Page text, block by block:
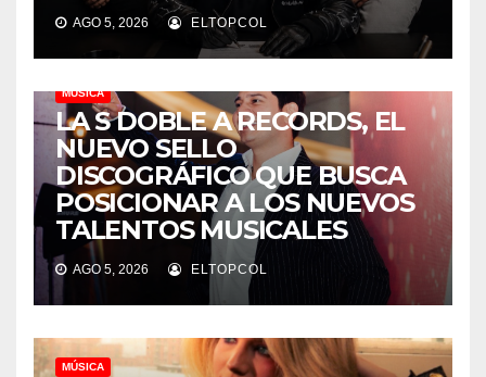
AGO 5, 2026 ELTOPCOL
MÚSICA
LA S DOBLE A RECORDS, EL
NUEVO SELLO
DISCOGRÁFICO QUE BUSCA
POSICIONAR A LOS NUEVOS
TALENTOS MUSICALES
AGO 5, 2026 ELTOPCOL
MÚSICA